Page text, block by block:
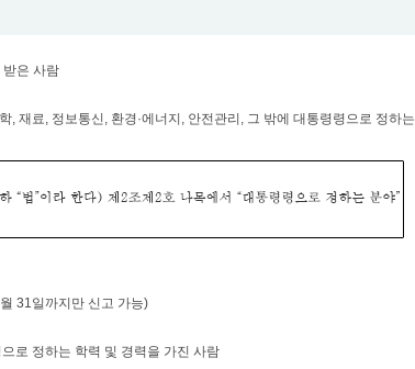
받은 사람
, 재료, 정보통신, 환경·에너지, 안전관리, 그 밖에 대통령령으로 정하는
31일까지만 신고 가능)
로 정하는 학력 및 경력을 가진 사람